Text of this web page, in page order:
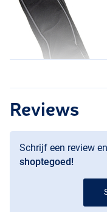
Reviews
Schrijf een review
shoptegoed!